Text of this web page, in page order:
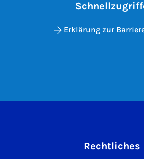
Erklärung zur
Rechtliches